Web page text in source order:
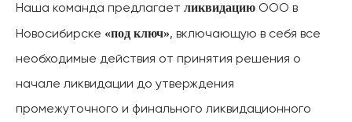
Наша команда предлагает ликвидацию ООО в
Новосибирске «под ключ», включающую в себя все
необходимые действия от принятия решения о
начале ликвидации до утверждения
промежуточного и финального ликвидационного